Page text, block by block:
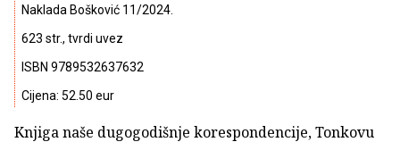
Naklada Bošković 11/2024.
623 str., tvrdi uvez
ISBN 9789532637632
Cijena: 52.50 eur
Knjiga naše dugogodišnje korespondencije, Tonkovu